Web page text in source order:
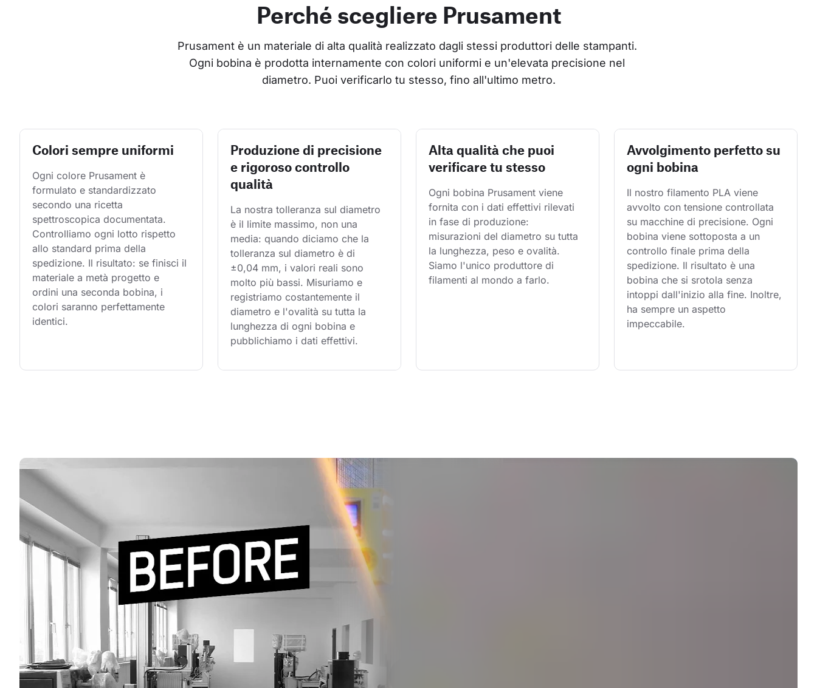
Perché scegliere Prusament
Prusament è un materiale di alta qualità realizzato dagli stessi produttori delle stampanti.
Ogni bobina è prodotta internamente con colori uniformi e un'elevata precisione nel
diametro. Puoi verificarlo tu stesso, fino all'ultimo metro.
Colori sempre uniformi
Ogni colore Prusament è
formulato e standardizzato
secondo una ricetta
spettroscopica documentata.
Controlliamo ogni lotto rispetto
allo standard prima della
spedizione. Il risultato: se finisci il
materiale a metà progetto e
ordini una seconda bobina, i
colori saranno perfettamente
identici.
Produzione di precisione
e rigoroso controllo
qualità
La nostra tolleranza sul diametro
è il limite massimo, non una
media: quando diciamo che la
tolleranza sul diametro è di
±0,04 mm, i valori reali sono
molto più bassi. Misuriamo e
registriamo costantemente il
diametro e l'ovalità su tutta la
lunghezza di ogni bobina e
pubblichiamo i dati effettivi.
Alta qualità che puoi
verificare tu stesso
Ogni bobina Prusament viene
fornita con i dati effettivi rilevati
in fase di produzione:
misurazioni del diametro su tutta
la lunghezza, peso e ovalità.
Siamo l'unico produttore di
filamenti al mondo a farlo.
Avvolgimento perfetto su
ogni bobina
Il nostro filamento PLA viene
avvolto con tensione controllata
su macchine di precisione. Ogni
bobina viene sottoposta a un
controllo finale prima della
spedizione. Il risultato è una
bobina che si srotola senza
intoppi dall'inizio alla fine. Inoltre,
ha sempre un aspetto
impeccabile.